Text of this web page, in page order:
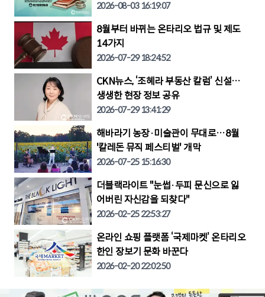
2026-08-03 16:19:07
8월부터 바뀌는 온타리오 법규 및 제도
14가지
2026-07-29 18:24:52
CKN뉴스, ‘조혜라 부동산 칼럼’ 신설…
생생한 현장 정보 공유
2026-07-29 13:41:29
해바라기 농장·미술관이 무대로…8월
'칼레돈 뮤직 페스티벌' 개막
2026-07-25 15:16:30
더블랙라이트 "눈썹·두피 문신으로 잃
어버린 자신감을 되찾다"
2026-02-25 22:53:27
온라인 쇼핑 플랫폼 ‘국제마켓’ 온타리오
한인 장보기 문화 바꾼다
2026-02-20 22:02:50